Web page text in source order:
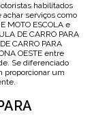
habilitados
achar serviços como
MOTO ESCOLA e
DE CARRO PARA
CARRO PARA
OESTE entre
Se diferenciado
proporcionar um